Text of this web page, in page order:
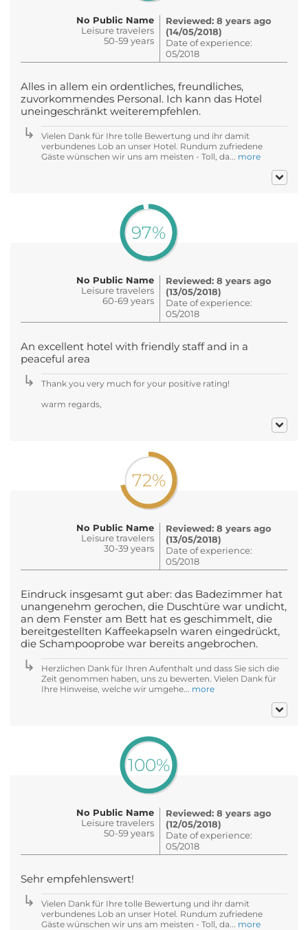
No Public Name
Leisure travelers
50-59 years
Reviewed: 8 years ago
(14/05/2018)
Date of experience:
05/2018
Alles in allem ein ordentliches, freundliches,
zuvorkommendes Personal. Ich kann das Hotel
uneingeschränkt weiterempfehlen.
Vielen Dank für Ihre tolle Bewertung und ihr damit
verbundenes Lob an unser Hotel. Rundum zufriedene
Gäste wünschen wir uns am meisten - Toll, da... more
97%
No Public Name
Leisure travelers
60-69 years
Reviewed: 8 years ago
(13/05/2018)
Date of experience:
05/2018
An excellent hotel with friendly staff and in a
peaceful area
Thank you very much for your positive rating!
warm regards,
72%
No Public Name
Leisure travelers
30-39 years
Reviewed: 8 years ago
(13/05/2018)
Date of experience:
05/2018
Eindruck insgesamt gut aber: das Badezimmer hat
unangenehm gerochen, die Duschtüre war undicht,
an dem Fenster am Bett hat es geschimmelt, die
bereitgestellten Kaffeekapseln waren eingedrückt,
die Schampooprobe war bereits angebrochen.
Herzlichen Dank für Ihren Aufenthalt und dass Sie sich die
Zeit genommen haben, uns zu bewerten. Vielen Dank für
Ihre Hinweise, welche wir umgehe... more
100%
No Public Name
Leisure travelers
50-59 years
Reviewed: 8 years ago
(12/05/2018)
Date of experience:
05/2018
Sehr empfehlenswert!
Vielen Dank für Ihre tolle Bewertung und ihr damit
verbundenes Lob an unser Hotel. Rundum zufriedene
Gäste wünschen wir uns am meisten - Toll, da... more